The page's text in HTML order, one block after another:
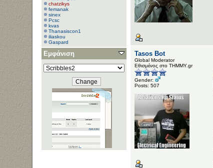
chatzikys
femanak
sinex
Pcsc
kvas
Thanasiscon1
iliaskou
Gaspard
Εμφάνιση Tasos Bot
Global Moderator
Εθισμένος στο ΤΗΜΜΥ.gr
Gender:
Posts: 507